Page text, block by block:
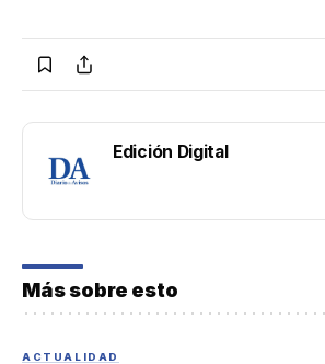
Edición Digital
Más sobre esto
ACTUALIDAD